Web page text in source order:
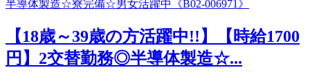
【18歳～39歳の方活躍中!!】【時給1700
円】2交替勤務◎半導体製造☆...